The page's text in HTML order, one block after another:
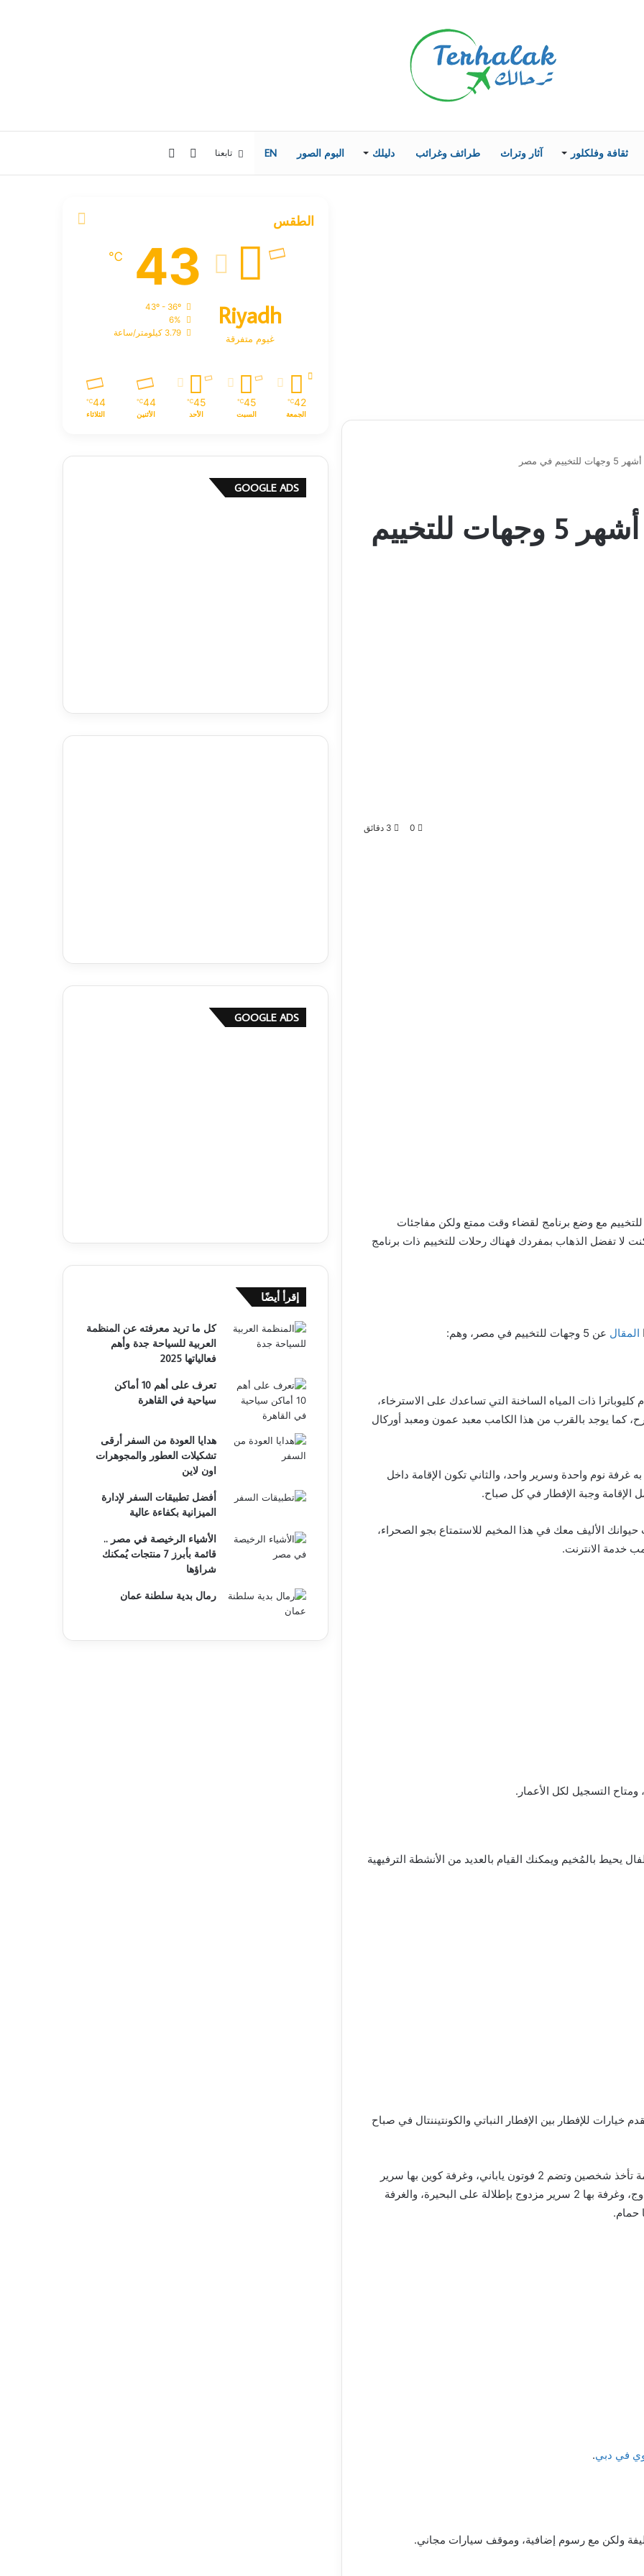
ثقافة وفلكلور آثار وتراث طرائف وغرائب دليلك البوم الصور EN إضافة تابعنا
في مصر
رحلات التخييم.. إليك أشهر 5 وجهات للتخييم
0
مع وضع برنامج لقضاء وقت ممتع ولكن مفاجئات
لا تفضل الذهاب بمفردك فهناك رحلات للتخييم ذات برنامج
المقال عن 5 وجهات للتخييم في مصر، وهم:
كليوباترا ذات المياه الساخنة التي تساعدك على الاسترخاء،
كما يوجد بالقرب من هذا الكامب معبد عمون ومعبد أوركال
به غرفة نوم واحدة وسرير واحد، والثاني تكون الإقامة داخل
الأليف معك في هذا المخيم للاستمتاع بجو الصحراء،
خدمة الانترنت.
التسجيل لكل الأعمار.
يحيط بالمُخيم ويمكنك القيام بالعديد من الأنشطة الترفيهية
خيارات للإفطار بين الإفطار النباتي والكونتيننتال في صباح
كما يوجد 5 خيارات مختلفة للإقامة بالمخيم، فهناك خيمة تأخذ شخصين وتضم 2 فوتون ياباني، وغرفة كوين بها سرير
مزدوج، وغرفة ثلاثية بها سريرين واحد فردي والآخر مزدوج، وغرفة بها 2 سرير مزدوج بإطلالة على البحيرة، والغرفة
حمام.
.
ولكن مع رسوم إضافية، وموقف سيارات مجاني.
الطقس
Riyadh
غيوم متفرقة
43
℃
6%
3.79 كيلومتر/ساعة
42
℃
الجمعة
45
℃
السبت
45
℃
الأحد
44
℃
الأثنين
44
℃
الثلاثاء
GOOGLE ADS
GOOGLE ADS
إقرأ أيضًا
كل ما تريد معرفته عن المنظمة
العربية للسياحة جدة وأهم
فعالياتها 2025
تعرف على أهم 10 أماكن
سياحية في القاهرة
هدايا العودة من السفر أرقى
تشكيلات العطور والمجوهرات
اون لاين
أفضل تطبيقات السفر لإدارة
الميزانية بكفاءة عالية
الأشياء الرخيصة في مصر ..
قائمة بأبرز 7 منتجات يُمكنك
شراؤها
رمال بدية سلطنة عمان